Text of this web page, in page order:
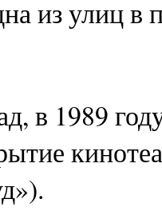
из улиц в
в 1989